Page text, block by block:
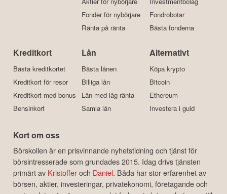
Investera
Börsen idag
Fonder för nybörjare
Aktier & Fonder
Aktietips
Fondrobotar
Kreditkort
Bästa kreditkortet
Kreditkort med bonus
Lån
Bästa lånen
Alternativt
Köpa krypto
Kort om oss
Börskollen är en prisvinnande nyhetstidning och tjänst för